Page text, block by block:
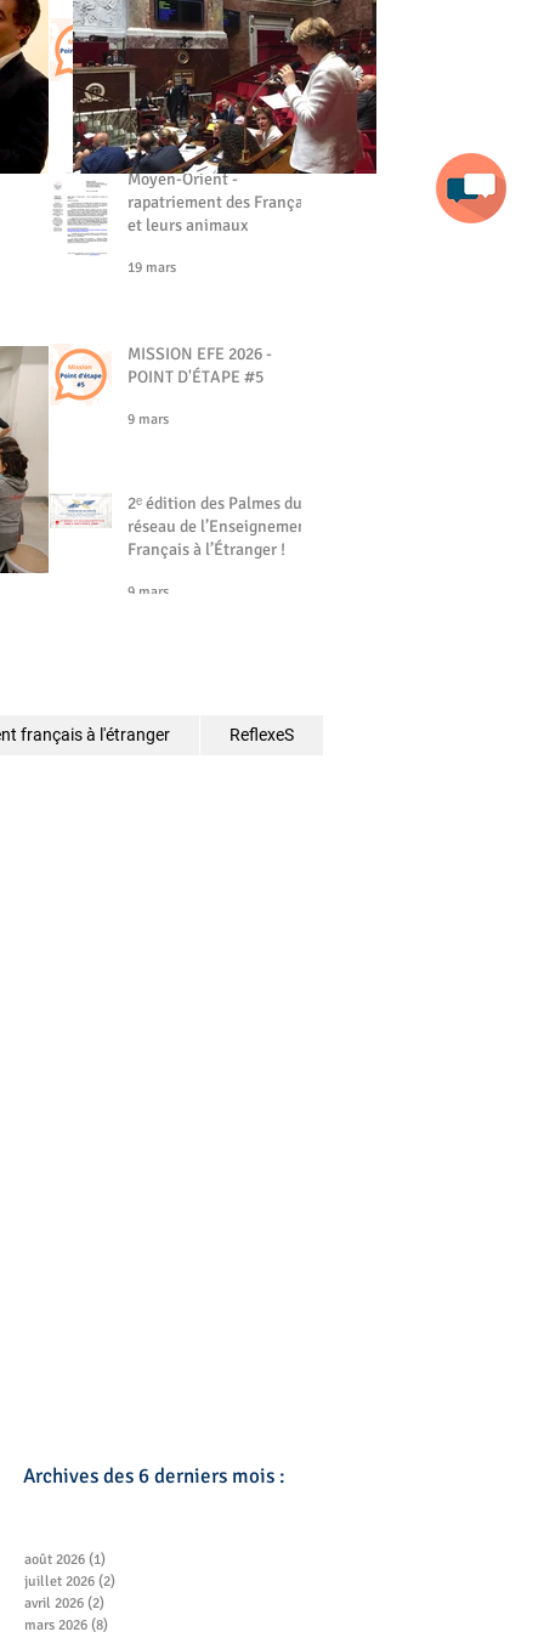
MISSION EFE - POINT
D'ÉTAPE #6
19 mars
Moyen-Orient -
rapatriement des Français
et leurs animaux
19 mars
MISSION EFE 2026 -
POINT D'ÉTAPE #5
9 mars
2ᵉ édition des Palmes du
réseau de l’Enseignement
Français à l’Étranger !
9 mars
Archives des 6 derniers mois :
août 2026 (1)
juillet 2026 (2)
avril 2026 (2)
mars 2026 (8)
français à l'étranger ReflexeS